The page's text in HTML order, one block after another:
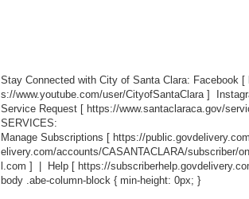
Stay Connected with City of Santa Clara: Facebook [
s://www.youtube.com/user/CityofSantaClara]
Service Request [ https://www.santaclaraca.gov/
SERVICES:
Manage Subscriptions [ https://
elivery.com/accounts/CASANTACLARA/subscriber/
l.com ] | Help [ https://
body .abe-column-block { min-height: 0px; }